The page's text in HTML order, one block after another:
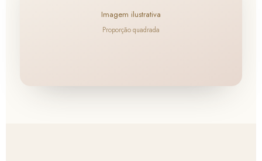
Imagem ilustrativa
Proporção quadrada